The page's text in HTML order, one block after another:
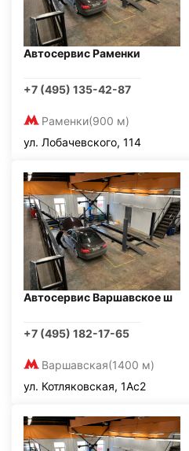
Автосервис Раменки
+7 (495) 135-42-87
Раменки(900 м)
ул. Лобачевского, 114
Автосервис Варшавское ш
+7 (495) 182-17-65
Варшавская(1400 м)
ул. Котляковская, 1Ас2